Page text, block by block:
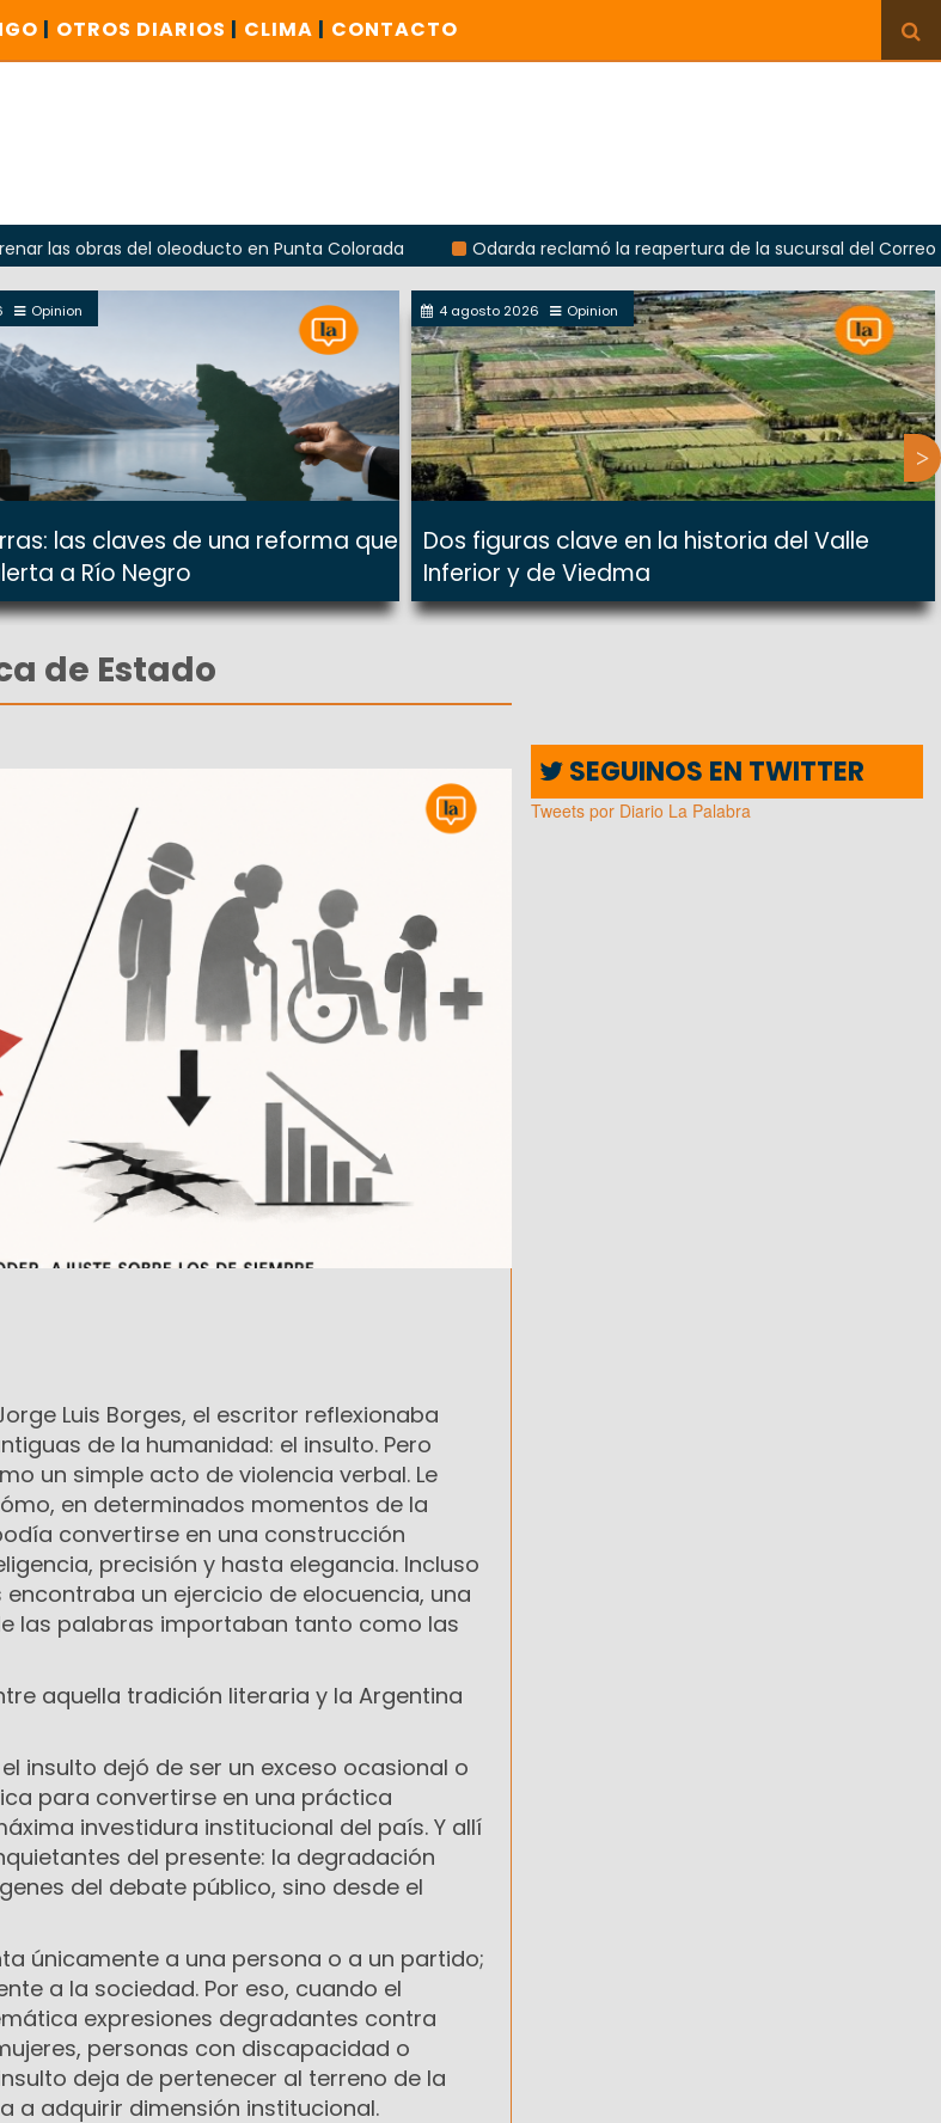
| OTROS DIARIOS | CLIMA | CONTACTO
del oleoducto en Punta Colorada
Odarda reclamó la reapertura de la sucursal del Correo Argentino
Opinion
las claves de una reforma que
a Río Negro
4 agosto 2026 Opinion
Dos figuras clave en la historia del Valle
Inferior y de Viedma
de Estado
Luis Borges, el escritor reflexionaba
de la humanidad: el insulto. Pero
un simple acto de violencia verbal. Le
en determinados momentos de la
convertirse en una construcción
precisión y hasta elegancia. Incluso
un ejercicio de elocuencia, una
las palabras importaban tanto como las
aquella tradición literaria y la Argentina
insulto dejó de ser un exceso ocasional o
para convertirse en una práctica
investidura institucional del país. Y allí
del presente: la degradación
del debate público, sino desde el
únicamente a una persona o a un partido;
a la sociedad. Por eso, cuando el
expresiones degradantes contra
personas con discapacidad o
deja de pertenecer al terreno de la
a adquirir dimensión institucional.
SEGUINOS EN TWITTER
Tweets por Diario La Palabra